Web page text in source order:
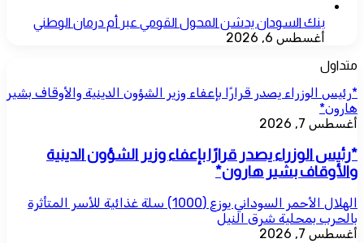
بنك السودان يدشن المحول القومي عبر أم درمان الوطني
أغسطس 6, 2026
متداول
*رئيس الوزراء يصدر قرارًا بإعفاء وزير الشؤون الدينية والأوقاف بشير
هارون*
أغسطس 7, 2026
*رئيس الوزراء يصدر قرارًا بإعفاء وزير الشؤون الدينية
والأوقاف بشير هارون*
الهلال الأحمر السوداني يوزع (1000) سلة غذائية للأسر المتأثرة
بالحرب بمحلية شرق النيل
أغسطس 7, 2026